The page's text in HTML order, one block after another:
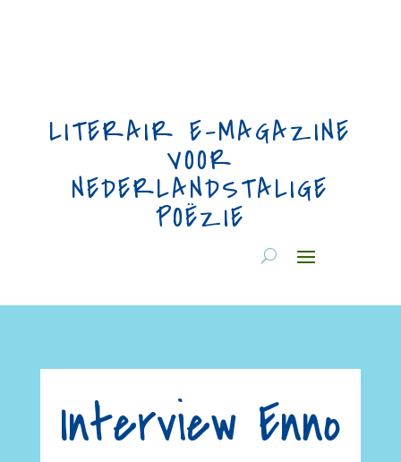
LITERAIR E-MAGAZINE
VOOR
NEDERLANDSTALIGE
POËZIE
Interview Enno